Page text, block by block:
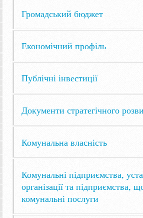
Громадський бюджет
Економічний профіль
Публічні інвестиції
Документи стратегічного
Комунальна власність
Комунальні підприємства,
організації та підприємства,
комунальні послуги